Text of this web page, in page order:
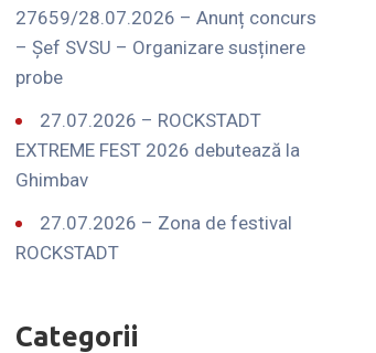
27659/28.07.2026 – Anunț concurs
– Șef SVSU – Organizare susținere
probe
27.07.2026 – ROCKSTADT
EXTREME FEST 2026 debutează la
Ghimbav
27.07.2026 – Zona de festival
ROCKSTADT
Categorii